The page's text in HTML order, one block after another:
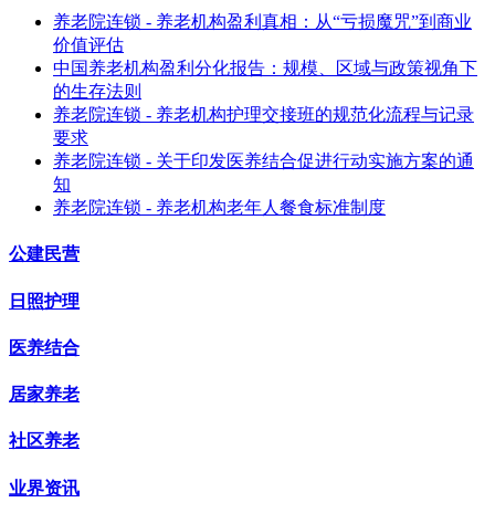
养老院连锁 - 养老机构盈利真相：从“亏损魔咒”到商业
价值评估
中国养老机构盈利分化报告：规模、区域与政策视角下
的生存法则
养老院连锁 - 养老机构护理交接班的规范化流程与记录
要求
养老院连锁 - 关于印发医养结合促进行动实施方案的通
知
养老院连锁 - 养老机构老年人餐食标准制度
公建民营
日照护理
医养结合
居家养老
社区养老
业界资讯